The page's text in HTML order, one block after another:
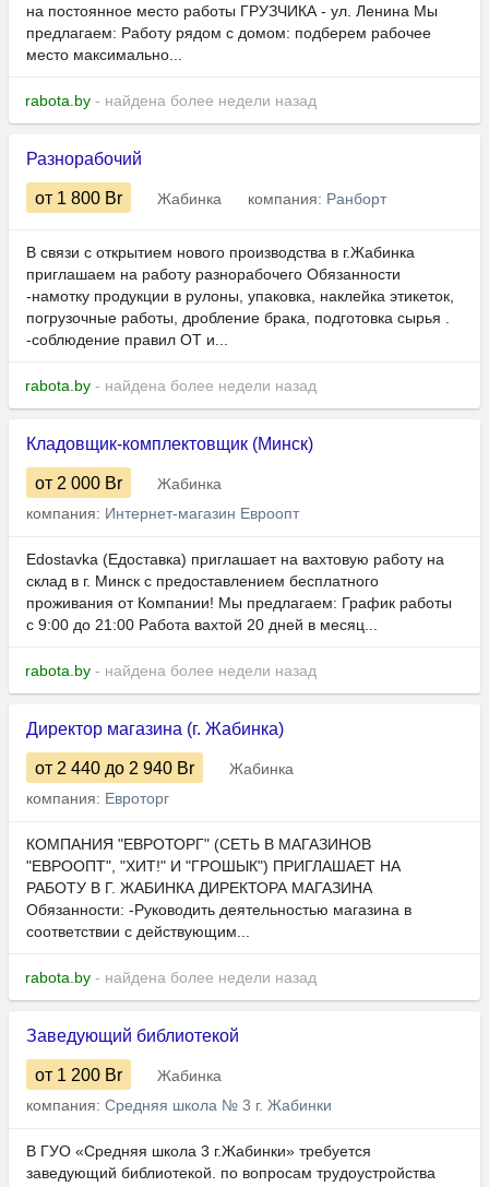
на постоянное место работы ГРУЗЧИКА - ул. Ленина Мы
предлагаем: Работу рядом с домом: подберем рабочее
место максимально...
rabota.by - найдена более недели назад
Разнорабочий
от 1 800 Br Жабинка компания: Ранборт
В связи с открытием нового производства в г.Жабинка
приглашаем на работу разнорабочего Обязанности
-намотку продукции в рулоны, упаковка, наклейка этикеток,
погрузочные работы, дробление брака, подготовка сырья .
-соблюдение правил ОТ и...
rabota.by - найдена более недели назад
Кладовщик-комплектовщик (Минск)
от 2 000 Br
Жабинка
компания: Интернет-магазин Евроопт
Edostavka (Едоставка) приглашает на вахтовую работу на
склад в г. Минск с предоставлением бесплатного
проживания от Компании! Мы предлагаем: График работы
с 9:00 до 21:00 Работа вахтой 20 дней в месяц...
rabota.by - найдена более недели назад
Директор магазина (г. Жабинка)
от 2 440 до 2 940 Br
Жабинка
компания: Евроторг
КОМПАНИЯ "ЕВРОТОРГ" (СЕТЬ В МАГАЗИНОВ
"ЕВРООПТ", "ХИТ!" И "ГРОШЫК") ПРИГЛАШАЕТ НА
РАБОТУ В Г. ЖАБИНКА ДИРЕКТОРА МАГАЗИНА
Обязанности: -Руководить деятельностью магазина в
соответствии с действующим...
rabota.by - найдена более недели назад
Заведующий библиотекой
от 1 200 Br
Жабинка
компания: Средняя школа № 3 г. Жабинки
В ГУО «Средняя школа 3 г.Жабинки» требуется
заведующий библиотекой. по вопросам трудоустройства